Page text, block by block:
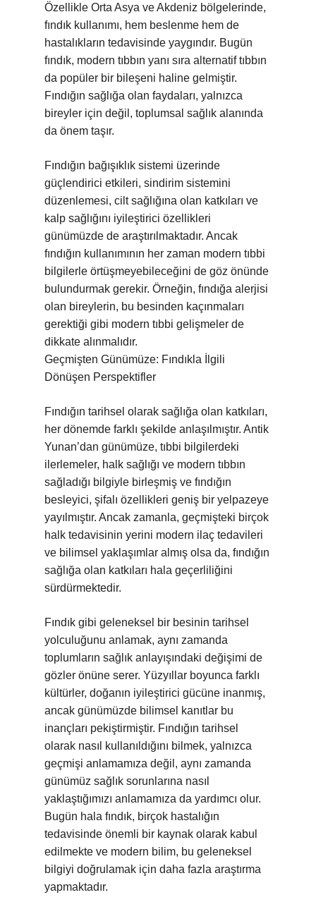
Özellikle Orta Asya ve Akdeniz bölgelerinde,
fındık kullanımı, hem beslenme hem de
hastalıkların tedavisinde yaygındır. Bugün
fındık, modern tıbbın yanı sıra alternatif tıbbın
da popüler bir bileşeni haline gelmiştir.
Fındığın sağlığa olan faydaları, yalnızca
bireyler için değil, toplumsal sağlık alanında
da önem taşır.
Fındığın bağışıklık sistemi üzerinde
güçlendirici etkileri, sindirim sistemini
düzenlemesi, cilt sağlığına olan katkıları ve
kalp sağlığını iyileştirici özellikleri
günümüzde de araştırılmaktadır. Ancak
fındığın kullanımının her zaman modern tıbbi
bilgilerle örtüşmeyebileceğini de göz önünde
bulundurmak gerekir. Örneğin, fındığa alerjisi
olan bireylerin, bu besinden kaçınmaları
gerektiği gibi modern tıbbi gelişmeler de
dikkate alınmalıdır.
Geçmişten Günümüze: Fındıkla İlgili
Dönüşen Perspektifler
Fındığın tarihsel olarak sağlığa olan katkıları,
her dönemde farklı şekilde anlaşılmıştır. Antik
Yunan’dan günümüze, tıbbi bilgilerdeki
ilerlemeler, halk sağlığı ve modern tıbbın
sağladığı bilgiyle birleşmiş ve fındığın
besleyici, şifalı özellikleri geniş bir yelpazeye
yayılmıştır. Ancak zamanla, geçmişteki birçok
halk tedavisinin yerini modern ilaç tedavileri
ve bilimsel yaklaşımlar almış olsa da, fındığın
sağlığa olan katkıları hala geçerliliğini
sürdürmektedir.
Fındık gibi geleneksel bir besinin tarihsel
yolculuğunu anlamak, aynı zamanda
toplumların sağlık anlayışındaki değişimi de
gözler önüne serer. Yüzyıllar boyunca farklı
kültürler, doğanın iyileştirici gücüne inanmış,
ancak günümüzde bilimsel kanıtlar bu
inançları pekiştirmiştir. Fındığın tarihsel
olarak nasıl kullanıldığını bilmek, yalnızca
geçmişi anlamamıza değil, aynı zamanda
günümüz sağlık sorunlarına nasıl
yaklaştığımızı anlamamıza da yardımcı olur.
Bugün hala fındık, birçok hastalığın
tedavisinde önemli bir kaynak olarak kabul
edilmekte ve modern bilim, bu geleneksel
bilgiyi doğrulamak için daha fazla araştırma
yapmaktadır.